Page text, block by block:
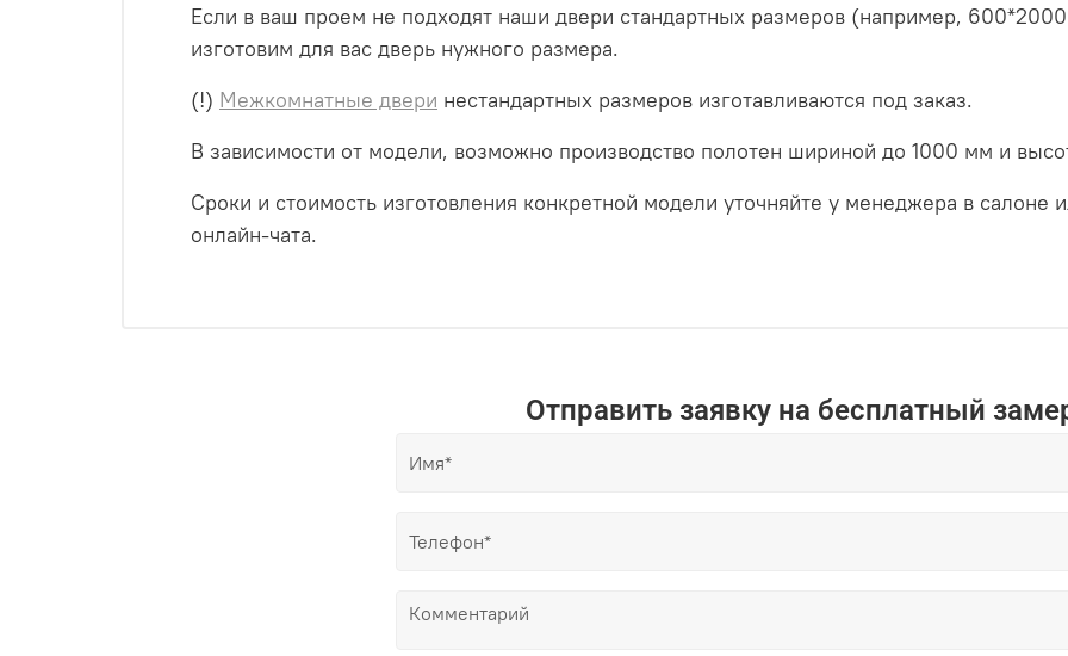
Если в ваш проем не подходят наши двери стандартных размеров (например,
изготовим для вас дверь нужного размера.
(!) Межкомнатные двери нестандартных размеров изготавливаются под заказ.
В зависимости от модели, возможно производство полотен шириной до 1000 мм и
Сроки и стоимость изготовления конкретной модели уточняйте у менеджера в салоне
онлайн-чата.
Отправить заявку на бесплатный